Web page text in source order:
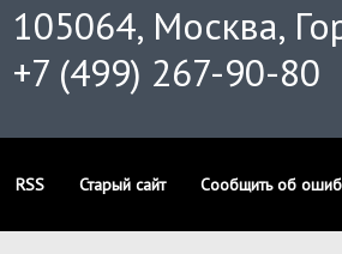
105064, Москва,
+7 (499) 267-90-80
RSS Старый сайт Сообщить об